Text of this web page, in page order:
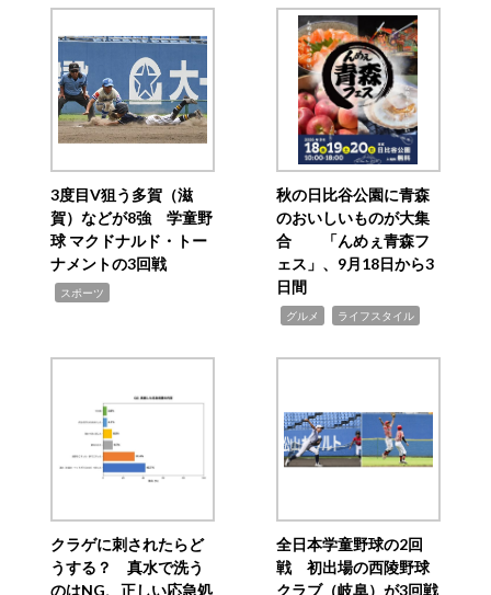
3度目V狙う多賀（滋
賀）などが8強 学童野
球 マクドナルド・トー
ナメントの3回戦
スポーツ
秋の日比谷公園に青森
のおいしいものが大集
合 「んめぇ青森フ
ェス」、9月18日から3
日間
グルメ ライフスタイル
クラゲに刺されたらど
うする？ 真水で洗う
のはNG、正しい応急処
全日本学童野球の2回
戦 初出場の西陵野球
クラブ（岐阜）が3回戦